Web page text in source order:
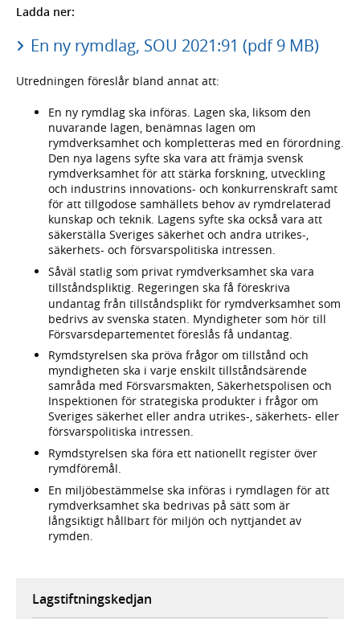
Ladda ner:
En ny rymdlag, SOU 2021:91 (pdf 9 MB)
Utredningen föreslår bland annat att:
En ny rymdlag ska införas. Lagen ska, liksom den
nuvarande lagen, benämnas lagen om
rymdverksamhet och kompletteras med en förordning.
Den nya lagens syfte ska vara att främja svensk
rymdverksamhet för att stärka forskning, utveckling
och industrins innovations- och konkurrenskraft samt
för att tillgodose samhällets behov av rymdrelaterad
kunskap och teknik. Lagens syfte ska också vara att
säkerställa Sveriges säkerhet och andra utrikes-,
säkerhets- och försvarspolitiska intressen.
Såväl statlig som privat rymdverksamhet ska vara
tillståndspliktig. Regeringen ska få föreskriva
undantag från tillståndsplikt för rymdverksamhet som
bedrivs av svenska staten. Myndigheter som hör till
Försvarsdepartementet föreslås få undantag.
Rymdstyrelsen ska pröva frågor om tillstånd och
myndigheten ska i varje enskilt tillståndsärende
samråda med Försvarsmakten, Säkerhetspolisen och
Inspektionen för strategiska produkter i frågor om
Sveriges säkerhet eller andra utrikes-, säkerhets- eller
försvarspolitiska intressen.
Rymdstyrelsen ska föra ett nationellt register över
rymdföremål.
En miljöbestämmelse ska införas i rymdlagen för att
rymdverksamhet ska bedrivas på sätt som är
långsiktigt hållbart för miljön och nyttjandet av
rymden.
Lagstiftningskedjan